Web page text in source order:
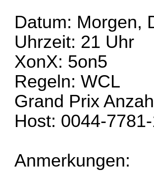
Datum: Morgen,
Uhrzeit: 21 Uhr
XonX: 5on5
Regeln: WCL
Grand Prix
Host: 0044-
Anmerkungen: